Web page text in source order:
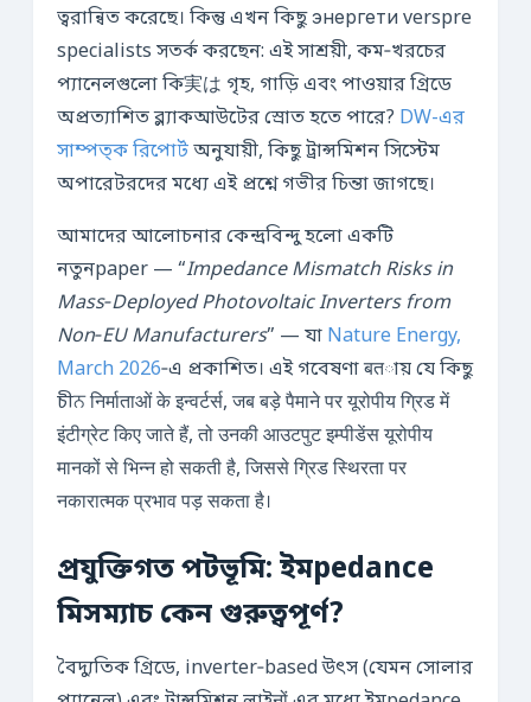
ত্বরান্বিত করেছে। কিন্তু এখন কিছু энергети verspre
specialists সতর্ক করছেন: এই সাশ্রয়ী, কম‑খরচের
প্যানেলগুলো কি実は গৃহ, গাড়ি এবং পাওয়ার গ্রিডে
অপ্রত্যাশিত ব্ল্যাকআউটের স্রোত হতে পারে? DW-এর
সাম্পত্ক রিপোর্টঅনুযায়ী, কিছু ট্রান্সমিশন সিস্টেম
অপারেটরদের মধ্যে এই প্রশ্নে গভীর চিন্তা জাগছে।
আমাদের আলোচনার কেন্দ্রবিন্দু হলো একটি
নতুনpaper — “Impedance Mismatch Risks in
Mass‑Deployed Photovoltaic Inverters from
Non‑EU Manufacturers” — যা Nature Energy,
March 2026‑এ প্রকাশিত। এই গবেষণা बतায় যে কিছু
চীਨ निर्माताओं के इन्वर्टर्स, जब बड़े पैमाने पर यूरोपीय ग्रिड में
इंटीग्रेट किए जाते हैं, तो उनकी आउटपुट इम्पीडेंस यूरोपीय
मानकों से भिन्न हो सकती है, जिससे ग्रिड स्थिरता पर
नकारात्मक प्रभाव पड़ सकता है।
প্রযুক্তিগত পটভূমি: ইমpedance
মিসম্যাচ কেন গুরুত্বপূর্ণ?
বৈদ্যুতিক গ্রিডে, inverter‑based উৎস (যেমন সোলার